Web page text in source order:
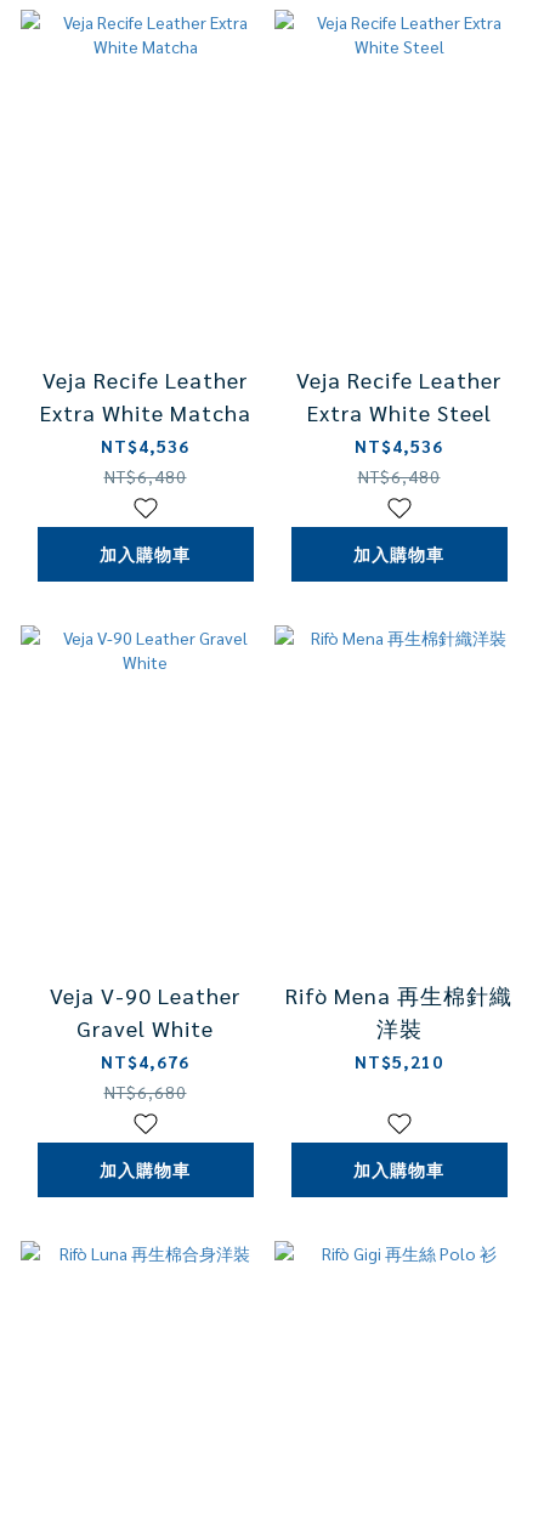
Veja Recife Leather
Extra White Matcha
NT$4,536
NT$6,480
加入購物車
Veja Recife Leather
Extra White Steel
NT$4,536
NT$6,480
加入購物車
Veja V-90 Leather
Gravel White
NT$4,676
NT$6,680
加入購物車
Rifò Mena 再生棉針織
洋裝
NT$5,210
加入購物車